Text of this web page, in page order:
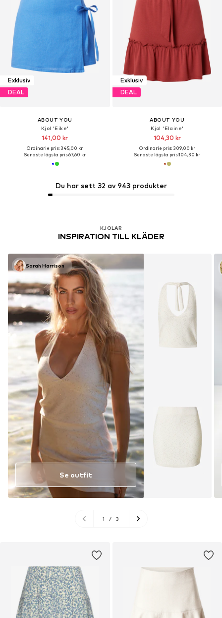
Exklusiv
DEAL
ABOUT YOU
Kjol 'Eike'
141,00 kr
Ordinarie pris: 345,00 kr
Senaste lägsta pris:67,60 kr
Exklusiv
DEAL
ABOUT YOU
Kjol 'Elaine'
104,30 kr
Ordinarie pris: 309,00 kr
Senaste lägsta pris:104,30 kr
Du har sett 32 av 943 produkter
KJOLAR
INSPIRATION TILL KLÄDER
Sarah Harrison
Se outfit
1 / 3